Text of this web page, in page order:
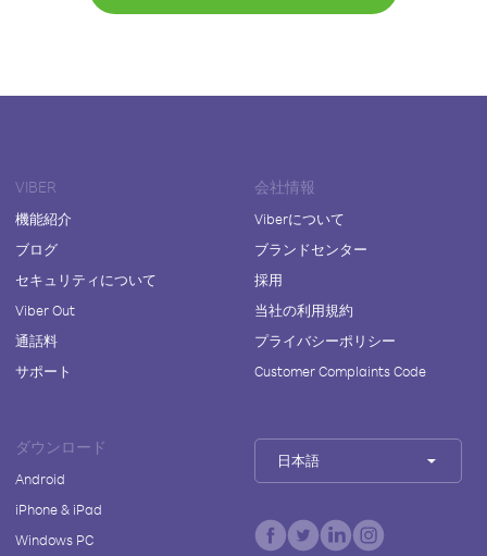
VIBER
機能紹介
ブログ
セキュリティについて
Viber Out
通話料
サポート
会社情報
Viberについて
ブランドセンター
採用
当社の利用規約
プライバシーポリシー
Customer Complaints Code
ダウンロード
Android
iPhone & iPad
Windows PC
日本語